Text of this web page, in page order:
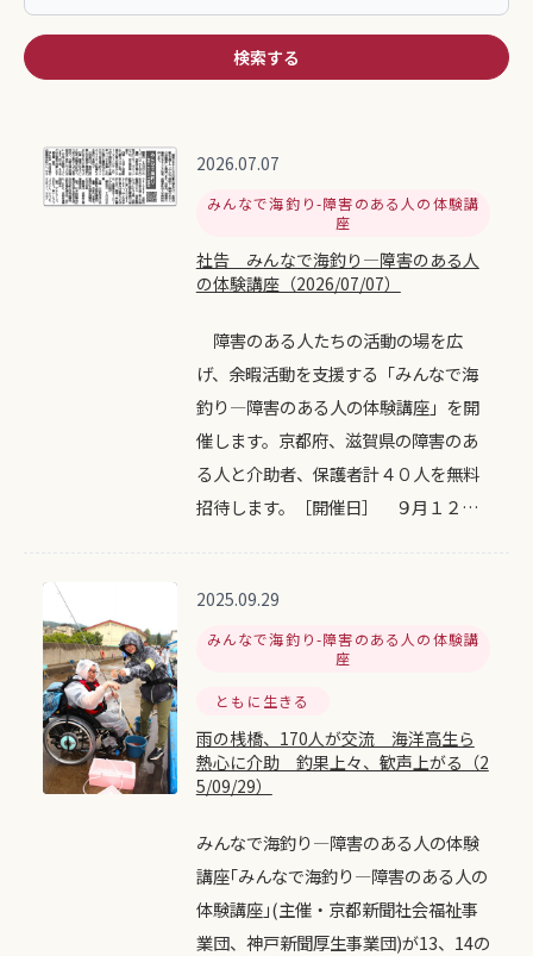
検索する
2026.07.07
みんなで海釣り-障害のある人の体験講
座
社告 みんなで海釣り―障害のある人
の体験講座（2026/07/07）
障害のある人たちの活動の場を広
げ、余暇活動を支援する「みんなで海
釣り―障害のある人の体験講座」を開
催します。京都府、滋賀県の障害のあ
る人と介助者、保護者計４０人を無料
招待します。［開催日］ ９月１２…
2025.09.29
みんなで海釣り-障害のある人の体験講
座
ともに生きる
雨の桟橋、170人が交流 海洋高生ら
熱心に介助 釣果上々、歓声上がる（2
5/09/29）
みんなで海釣り―障害のある人の体験
講座｢みんなで海釣り―障害のある人の
体験講座｣(主催・京都新聞社会福祉事
業団、神戸新聞厚生事業団)が13、14の